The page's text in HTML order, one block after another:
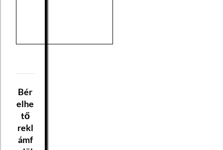
Bér
elhe
tő
rekl
ámf